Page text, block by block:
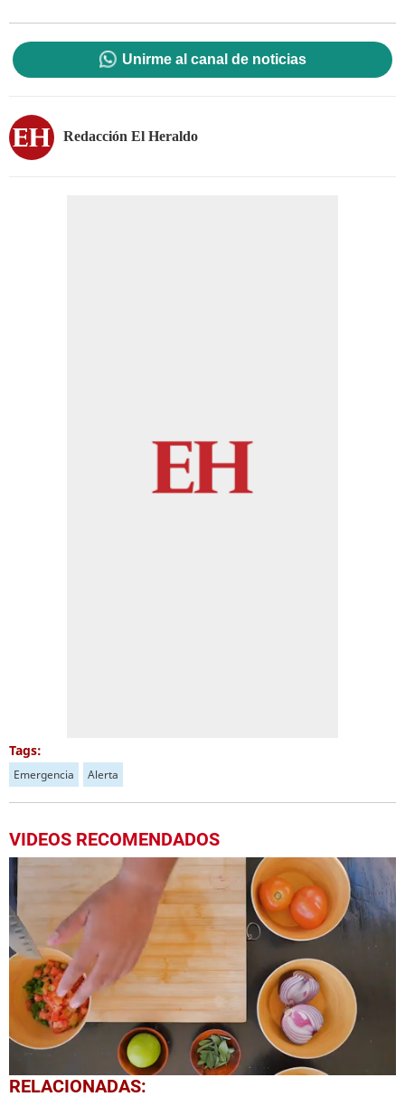
Unirme al canal de noticias
Redacción El Heraldo
Tags:
Emergencia Alerta
VIDEOS RECOMENDADOS
0
seconds
RELACIONADAS: